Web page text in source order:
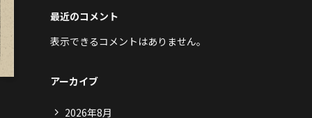
最近のコメント
表示できるコメントはありません。
アーカイブ
2026年8月